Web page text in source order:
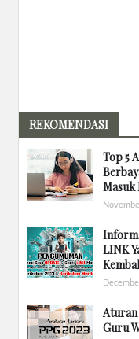
REKOMENDASI
Top 5
Masuk
LINK
Aturan
Guru